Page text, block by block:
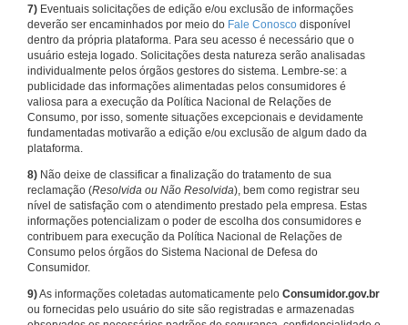
7) Eventuais solicitações de edição e/ou exclusão de informações
deverão ser encaminhados por meio do Fale Conosco disponível
dentro da própria plataforma. Para seu acesso é necessário que o
usuário esteja logado. Solicitações desta natureza serão analisadas
individualmente pelos órgãos gestores do sistema. Lembre-se: a
publicidade das informações alimentadas pelos consumidores é
valiosa para a execução da Política Nacional de Relações de
Consumo, por isso, somente situações excepcionais e devidamente
fundamentadas motivarão a edição e/ou exclusão de algum dado da
plataforma.
8) Não deixe de classificar a finalização do tratamento de sua
reclamação (Resolvida ou Não Resolvida), bem como registrar seu
nível de satisfação com o atendimento prestado pela empresa. Estas
informações potencializam o poder de escolha dos consumidores e
contribuem para execução da Política Nacional de Relações de
Consumo pelos órgãos do Sistema Nacional de Defesa do
Consumidor.
9)As informações coletadas automaticamente pelo Consumidor.gov.br
ou fornecidas pelo usuário do site são registradas e armazenadas